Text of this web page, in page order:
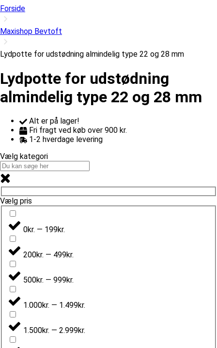
Forside
Maxishop Bevtoft
Lydpotte for udstødning almindelig type 22 og 28 mm
Lydpotte for udstødning
almindelig type 22 og 28 mm
Alt er på lager!
Fri fragt ved køb over 900 kr.
1-2 hverdage levering
Vælg kategori
Vælg pris
0kr. — 199kr.
200kr. — 499kr.
500kr. — 999kr.
1.000kr. — 1.499kr.
1.500kr. — 2.999kr.